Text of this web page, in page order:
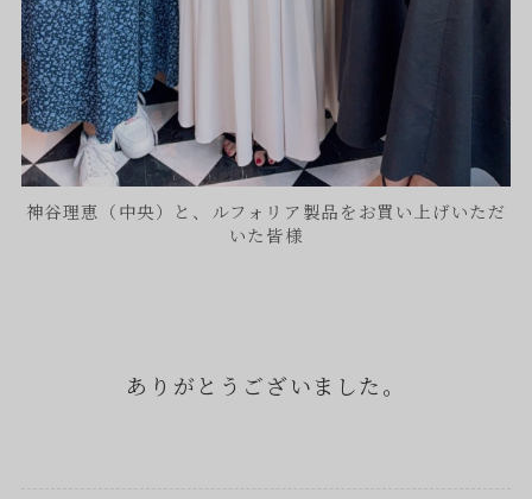
神谷理恵（中央）と、ルフォリア製品をお買い上げいただ
いた皆様
ありがとうございました。